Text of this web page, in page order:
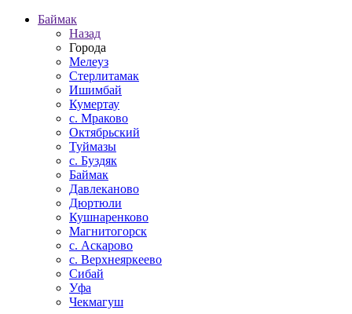
Баймак
Назад
Города
Мелеуз
Стерлитамак
Ишимбай
Кумертау
c. Мраково
Октябрьский
Туймазы
c. Буздяк
Баймак
Давлеканово
Дюртюли
Кушнаренково
Магнитогорск
с. Аскарово
с. Верхнеяркеево
Сибай
Уфа
Чекмагуш